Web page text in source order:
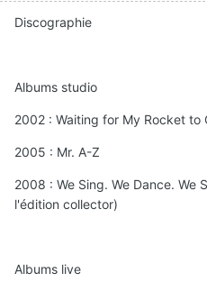
Discographie
Albums studio
2002 : Waiting for My Rocket to
2005 : Mr. A-Z
2008 : We Sing. We Dance. We
l'édition collector)
Albums live